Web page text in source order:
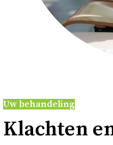
Uw behandeling
Contact en bezoek
Deutsch
Uw behandeling
Klach­ten